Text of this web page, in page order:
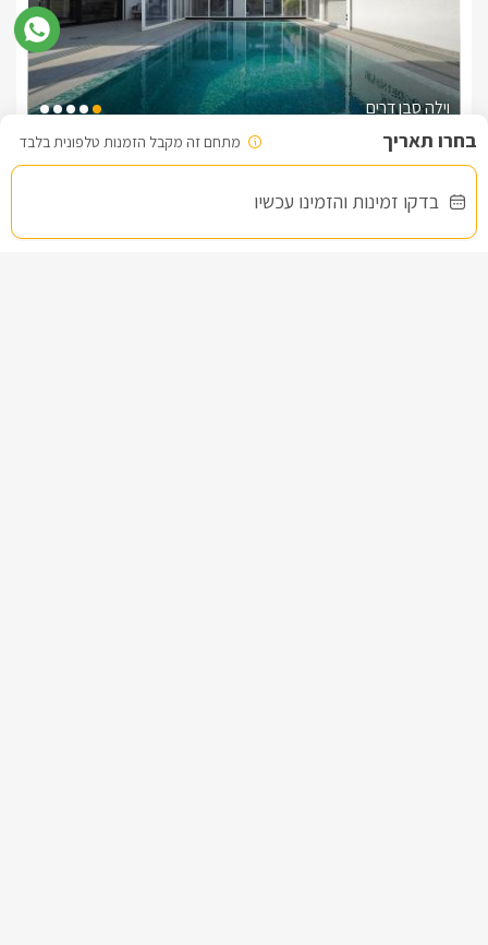
מתחם זה מקבל הזמנות טלפונית בלבד
בדקו זמינות והזמינו עכשיו
הזמנות טלפוניות בלבד
לפרטים נוספים או שאלות אנחנו פה לשירותכם
בברכה, סמדר -052-9095832
וילה סבן דרים
/5
צימר בצפון, דלתון